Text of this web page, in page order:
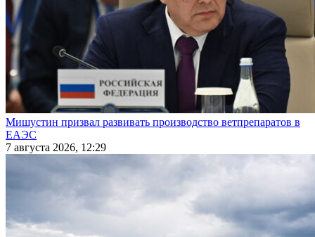
Мишустин призвал развивать производство ветпрепаратов в
ЕАЭС
7 августа 2026, 12:29